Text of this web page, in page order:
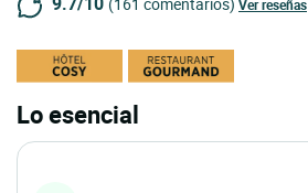
(161 comentarios) Ver reseñas
Lo esencial